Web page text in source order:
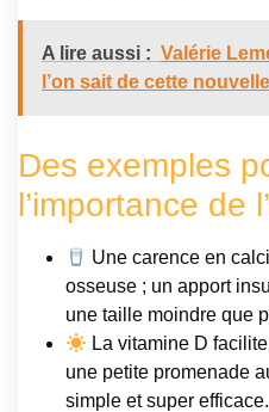
A lire aussi : Valérie
l’on sait de cette
Des exemples
l’importance de
Une carence en
osseuse ; un apport
une taille moindre que
La vitamine D
une petite promenade
simple et super efficace.